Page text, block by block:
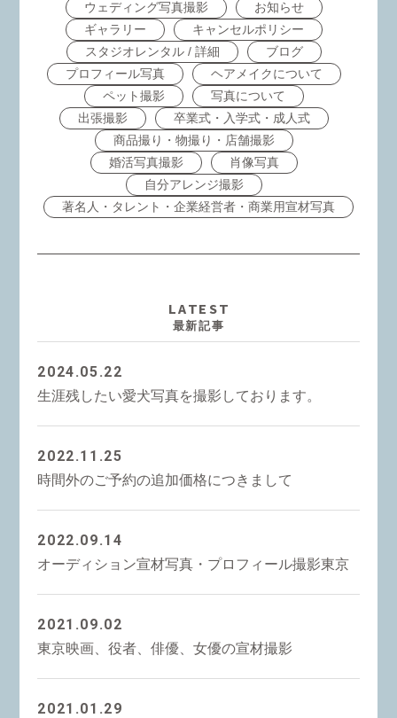
ウェディング写真撮影
お知らせ
ギャラリー
キャンセルポリシー
スタジオレンタル / 詳細
ブログ
プロフィール写真
ヘアメイクについて
ペット撮影
写真について
出張撮影
卒業式・入学式・成人式
商品撮り・物撮り・店舗撮影
婚活写真撮影
肖像写真
自分アレンジ撮影
著名人・タレント・企業経営者・商業用宣材写真
LATEST
最新記事
2024.05.22
生涯残したい愛犬写真を撮影しております。
2022.11.25
時間外のご予約の追加価格につきまして
2022.09.14
オーディション宣材写真・プロフィール撮影東京
2021.09.02
東京映画、役者、俳優、女優の宣材撮影
2021.01.29